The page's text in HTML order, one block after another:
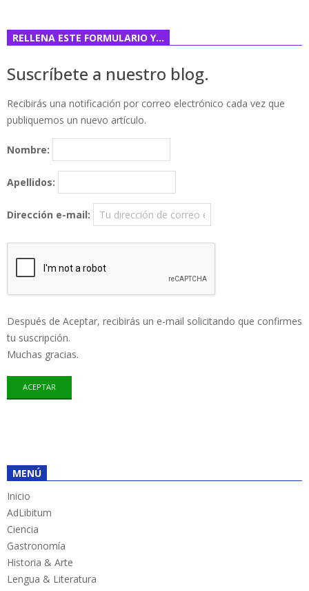
RELLENA ESTE FORMULARIO Y…
Suscríbete a nuestro blog.
Recibirás una notificación por correo electrónico cada vez que
publiquemos un nuevo artículo.
Nombre:
Apellidos:
Dirección e-mail:
Después de Aceptar, recibirás un e-mail solicitando que confirmes
tu suscripción.
Muchas gracias.
MENÚ
Inicio
AdLibitum
Ciencia
Gastronomía
Historia & Arte
Lengua & Literatura